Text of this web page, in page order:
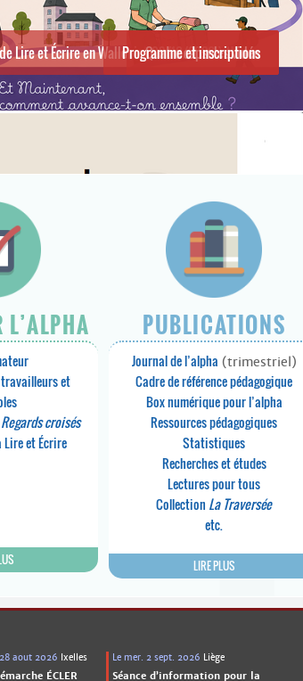
Lire et Écrire en Wallonie : 08/10/2026 à Namur
Quatre capsules vidéo
Programme et inscriptions
et
Regards croisés
Lire et Écrire
PUBLICATIONS
Journal de l’alpha (trimestriel)
Cadre de référence pédagogique
Box numérique pour l’alpha
Ressources pédagogiques
Statistiques
Recherches et études
Lectures pour tous
Collection La Traversée
etc.
LIRE PLUS
aout 2026 Ixelles
ÉCLER
Le mer. 2 sept. 2026 Liège
Séance d’information pour la